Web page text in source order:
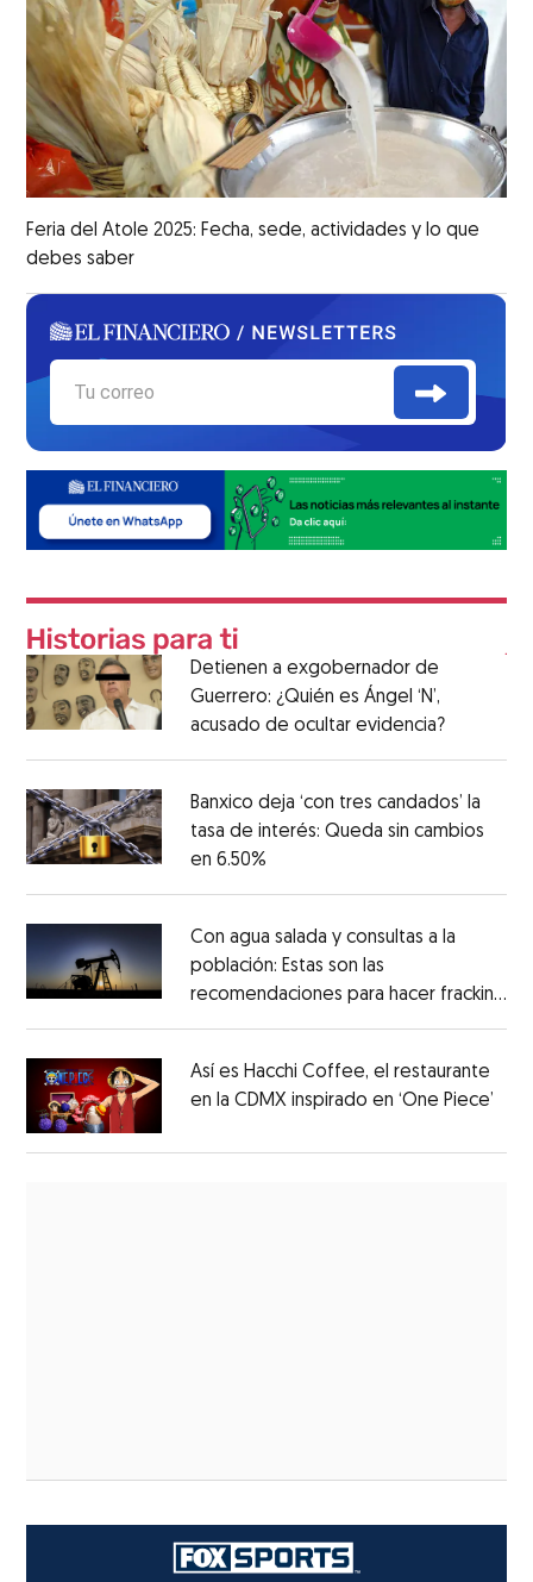
Feria del Atole 2025: Fecha, sede, actividades y lo que
debes saber
Detienen a exgobernador de
Guerrero: ¿Quién es Ángel ‘N’,
acusado de ocultar evidencia?
Banxico deja ‘con tres candados’ la
tasa de interés: Queda sin cambios
en 6.50%
Con agua salada y consultas a la
población: Estas son las
recomendaciones para hacer fracking
Así es Hacchi Coffee, el restaurante
en la CDMX inspirado en ‘One Piece’